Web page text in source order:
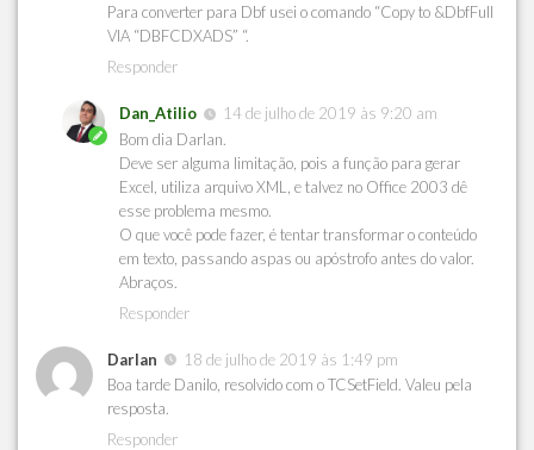
Para converter para Dbf usei o comando “Copy to &DbfFull
VIA “DBFCDXADS” “.
Responder
Dan_Atilio
14 de julho de 2019 às 9:20 am
Bom dia Darlan.
Deve ser alguma limitação, pois a função para gerar
Excel, utiliza arquivo XML, e talvez no Office 2003 dê
esse problema mesmo.
O que você pode fazer, é tentar transformar o conteúdo
em texto, passando aspas ou apóstrofo antes do valor.
Abraços.
Responder
Darlan
18 de julho de 2019 às 1:49 pm
Boa tarde Danilo, resolvido com o TCSetField. Valeu pela
resposta.
Responder